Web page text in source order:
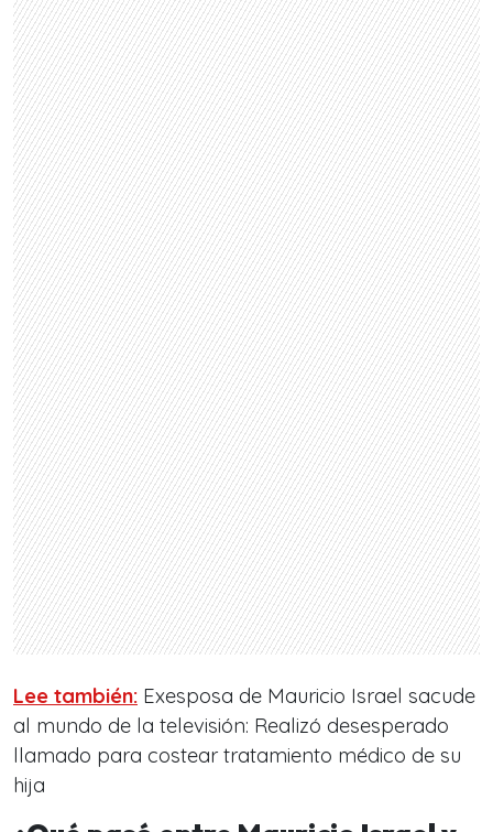
Lee también: Exesposa de Mauricio Israel sacude
al mundo de la televisión: Realizó desesperado
llamado para costear tratamiento médico de su
hija